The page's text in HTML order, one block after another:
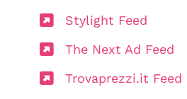
Stylight Feed
The Next Ad Feed
Trovaprezzi.it Feed